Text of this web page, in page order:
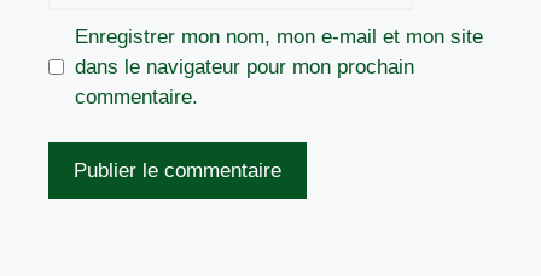
Enregistrer mon nom, mon e-mail et mon site
dans le navigateur pour mon prochain
commentaire.